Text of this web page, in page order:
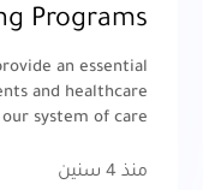
Programs
an essential
and healthcare
system of care
منذ 4 سنين